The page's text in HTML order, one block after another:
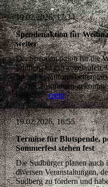
19.02.2026, 17:34
Spendenaktion für
weiter
Die Spendenaktion für die
Sudberg ist gut angelaufen.
Spendenplattform
1.500€ zusammen
bereits...mehr
19.02.2026, 16:55
Termine für Blutspende,
Sommerfest stehen fest
Die Sudbürger planen auch
diversen Veranstaltungen,
Sudberg zu fördern und